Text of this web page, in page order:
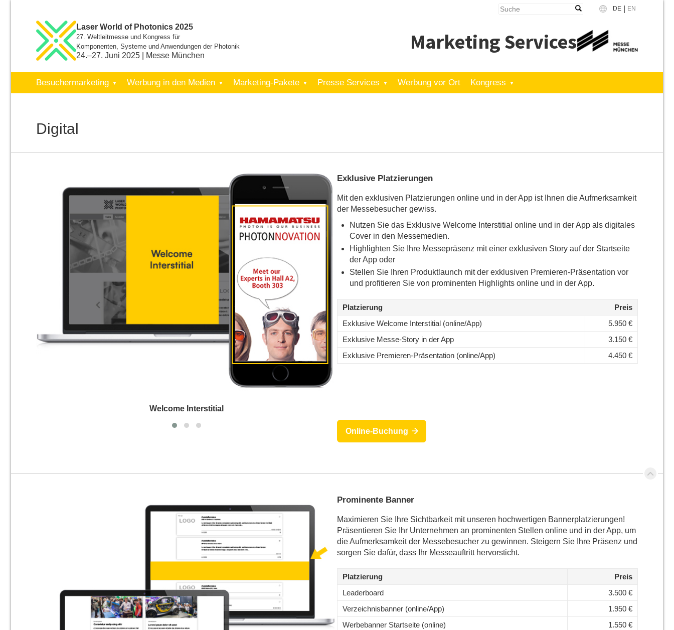
DE EN
Laser World of Photonics 2025
27. Weltleitmesse und Kongress für
Komponenten, Systeme und Anwendungen der Photonik
24.–27. Juni 2025 | Messe München
Marketing Services
Besuchermarketing Werbung in den Medien Marketing-Pakete Presse Services Werbung vor Ort Kongress
Digital
Welcome Interstitial
Exklusive Platzierungen
Mit den exklusiven Platzierungen online und in der App ist Ihnen die Aufmerksamkeit
der Messebesucher gewiss.
Nutzen Sie das Exklusive Welcome Interstitial online und in der App als digitales
Cover in den Messemedien.
Highlighten Sie Ihre Messepräsenz mit einer exklusiven Story auf der Startseite
der App oder
Stellen Sie Ihren Produktlaunch mit der exklusiven Premieren-Präsentation vor
und profitieren Sie von prominenten Highlights online und in der App.
Platzierung
Preis
Exklusive Welcome Interstitial (online/App)
5.950 €
Exklusive Messe-Story in der App
3.150 €
Exklusive Premieren-Präsentation (online/App)
4.450 €
Online-Buchung
Prominente Banner
Maximieren Sie Ihre Sichtbarkeit mit unseren hochwertigen Bannerplatzierungen!
Präsentieren Sie Ihr Unternehmen an prominenten Stellen online und in der App, um
die Aufmerksamkeit der Messebesucher zu gewinnen. Steigern Sie Ihre Präsenz und
sorgen Sie dafür, dass Ihr Messeauftritt hervorsticht.
Platzierung
Preis
Leaderboard
3.500 €
Verzeichnisbanner (online/App)
1.950 €
Werbebanner Startseite (online)
1.550 €